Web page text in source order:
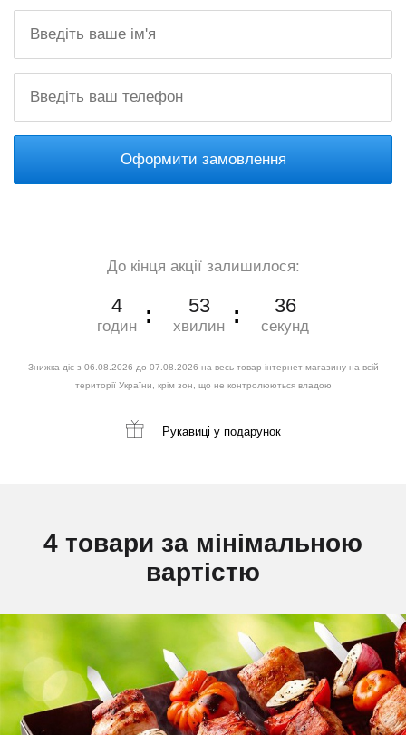
Оформити замовлення
До кінця акції залишилося:
4
годин
53
хвилин
35
секунд
Знижка діє з 06.08.2026 до 07.08.2026 на весь товар інтернет-магазину на всій
території України, крім зон, що не контролюються владою
Рукавиці у подарунок
4 товари за мінімальною
вартістю